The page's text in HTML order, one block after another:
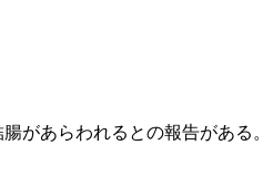
があらわれるとの報告がある。